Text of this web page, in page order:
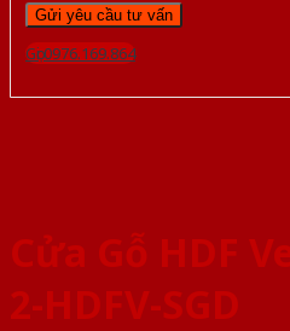
Gọi 0976.169.864
Cửa Gỗ HDF
2-HDFV-SGD